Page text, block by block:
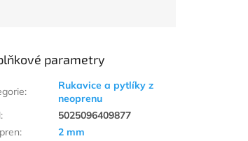
parametry
:
Rukavice a pytlíky z
neoprenu
:
5025096409877
:
2 mm